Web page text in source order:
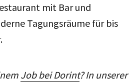
mit Bar und
Tagungsräume für bis
Job bei Dorint? In unserer